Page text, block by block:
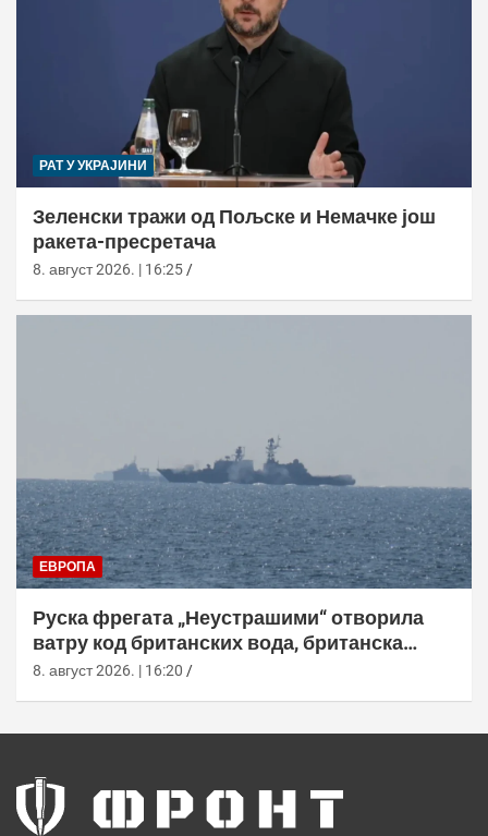
РАТ У УКРАЈИНИ
Зеленски тражи од Пољске и Немачке још
ракета-пресретача
8. август 2026. | 16:25
ЕВРОПА
Руска фрегата „Неустрашими“ отворила
ватру код британских вода, британска
морнарица појачала праћење
8. август 2026. | 16:20